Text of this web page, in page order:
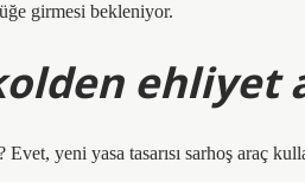
girmesi bekleniyor.
ehliyet
yeni yasa tasarısı sarhoş araç